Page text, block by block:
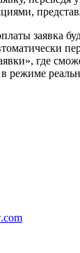
заявка
где
режиме